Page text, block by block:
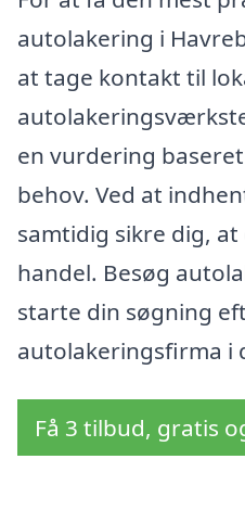
autolakering i
at tage kontakt til
en vurdering
behov. Ved at
samtidig sikre dig,
handel. Besøg
starte din søgning
autolakeringsfirma i
Få 3 tilbud, gratis